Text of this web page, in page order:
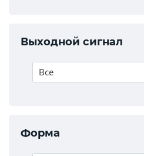
Выходной сигнал
Все
Форма